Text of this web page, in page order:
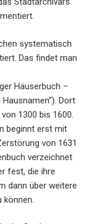
systematisch
Das findet man
Häuserbuch –
Dort
1300 bis 1600.
beginnt erst mit
von 1631
verzeichnet
fest, die ihre
dann über weitere
können.